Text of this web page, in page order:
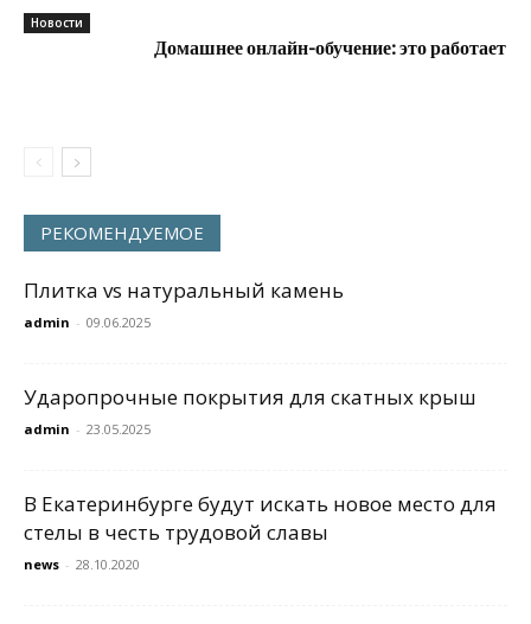
Новости
Домашнее онлайн-обучение: это работает
РЕКОМЕНДУЕМОЕ
Плитка vs натуральный камень
admin - 09.06.2025
Ударопрочные покрытия для скатных крыш
admin - 23.05.2025
В Екатеринбурге будут искать новое место для
стелы в честь трудовой славы
news - 28.10.2020